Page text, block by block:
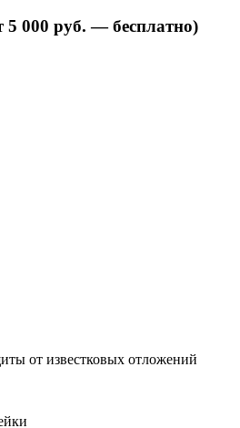
5 000 руб. — бесплатно)
от известковых отложений